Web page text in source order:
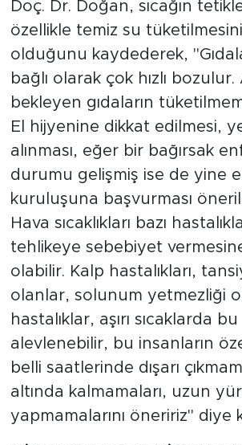
Doç. Dr. Doğan, sıcağın
özellikle temiz su
olduğunu kaydederek,
bağlı olarak çok hızlı bozulur.
bekleyen gıdaların
El hijyenine dikkat edilmesi,
alınması, eğer bir bağırsak
durumu gelişmiş ise de yine
kuruluşuna başvurması
Hava sıcaklıkları bazı
tehlikeye sebebiyet
olabilir. Kalp hastalıkları,
olanlar, solunum yetmezliği
hastalıklar, aşırı sıcaklarda
alevlenebilir, bu insanların
belli saatlerinde dışarı
altında kalmamaları, uzun
yapmamalarını öneririz" diye